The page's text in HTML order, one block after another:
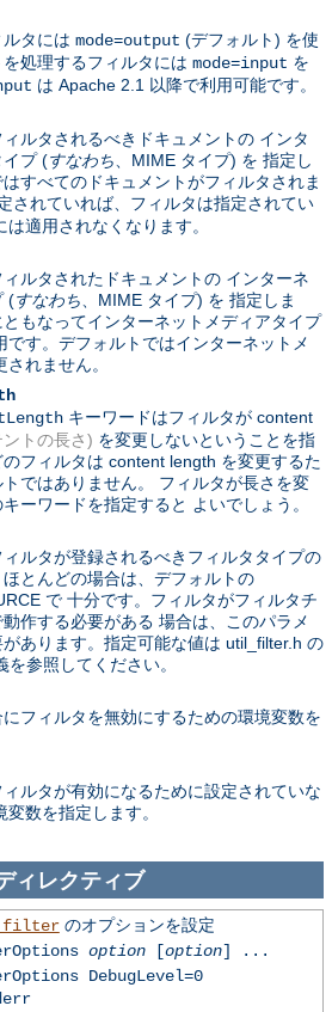
タには mode=output (デフォルト) を使
処理するフィルタには mode=input を
は Apache 2.1 以降で利用可能です。
ルタされるべきドキュメントの インタ
イプ (すなわち 、MIME タイプ) を 指定し
すべてのドキュメントがフィルタされま
されていれば、フィルタは指定されてい
適用されなくなります。
ルタされたドキュメントの インターネ
(すなわち 、MIME タイプ) を 指定しま
もなってインターネットメディアタイプ
です。デフォルトではインターネットメ
れません。
キーワードはフィルタが content
ントの長さ) を変更しないということを指
フィルタは content length を変更するた
ではありません。 フィルタが長さを変
ーワードを指定すると よいでしょう。
ルタが登録されるべきフィルタタイプの
とんどの場合は、デフォルトの
で 十分です。フィルタがフィルタチ
作する必要がある 場合は、このパラメ
あります。指定可能な値は util_filter.h の
参照してください。
フィルタを無効にするための環境変数を
ルタが有効になるために設定されていな
数を指定します。
ィレクティブ
のオプションを設定
option[option] ...
DebugLevel=0